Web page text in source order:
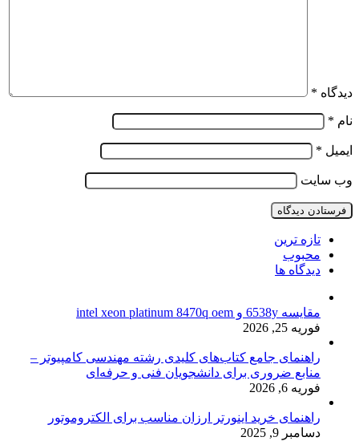
دیدگاه *
نام *
ایمیل *
وب‌ سایت
تازه ترین
محبوب
دیدگاه ها
مقایسه 6538y و intel xeon platinum 8470q oem
فوریه 25, 2026
راهنمای جامع کتاب‌های کلیدی رشته مهندسی کامپیوتر –
منابع ضروری برای دانشجویان فنی و حرفه‌ای
فوریه 6, 2026
راهنمای خرید اینورتر ارزان مناسب برای الکتروموتور
دسامبر 9, 2025